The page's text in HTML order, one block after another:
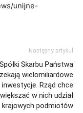
unijne-
Następny artykuł
Spółki Skarbu Państwa
wielomiliardowe
inwestycje. Rząd chce
w nich udział
krajowych podmiotów